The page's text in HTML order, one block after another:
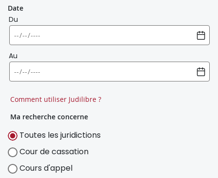
Date
Du
Au
Comment utiliser Judilibre ?
Ma recherche concerne
Toutes les juridictions
Cour de cassation
Cours d'appel